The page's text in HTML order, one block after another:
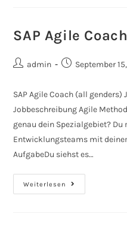
SAP Agile
admin September
SAP Agile Coach (all genders)
Jobbeschreibung Agile
genau dein Spezialgebiet? Du
Entwicklungsteams mit
AufgabeDu siehst es…
Weiterlesen